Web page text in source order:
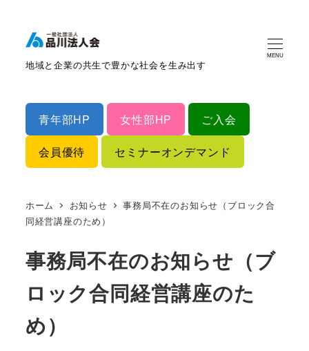
地域と企業の共生で豊かな社会を生み出す
MENU
青年部HP 女性部HP ご入会
会員優待 セミナーオンデマンド
ホーム お知らせ
事務局不在のお知らせ（ブロック合
同経営講座のため）
事務局不在のお知らせ（ブ
ロック合同経営講座のた
め）